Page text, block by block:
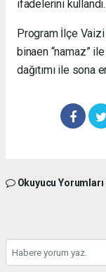
ifadelerini kullandı.
Program İlçe Vaizi
binaen “namaz”
dağıtımı ile sona
Okuyucu Yorumları